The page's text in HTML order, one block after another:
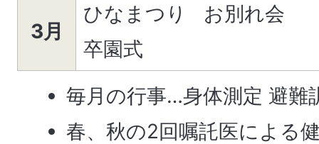
3月
ひなまつり お別れ会
卒園式
毎月の行事…身体測定 避難
春、秋の2回嘱託医による